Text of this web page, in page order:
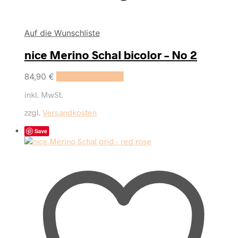
Auf die Wunschliste
nice Merino Schal bicolor – No 2
84,90 €
inkl. MwSt.
zzgl. Versandkosten
Save